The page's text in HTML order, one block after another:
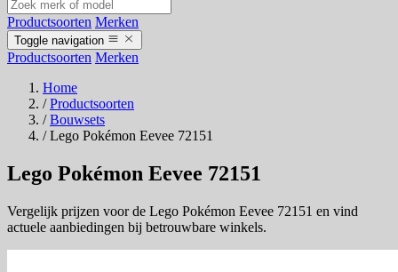
Productsoorten Merken
Toggle navigation
Productsoorten Merken
Home
/ Productsoorten
/ Bouwsets
/ Lego Pokémon Eevee 72151
Lego Pokémon Eevee 72151
Vergelijk prijzen voor de Lego Pokémon Eevee 72151 en vind
actuele aanbiedingen bij betrouwbare winkels.